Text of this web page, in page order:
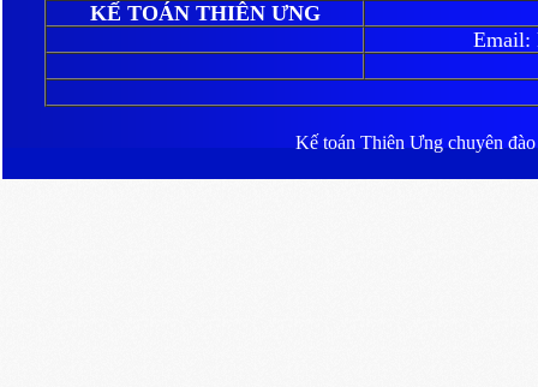
KẾ TOÁN THIÊN ƯNG
Email:
Kế toán Thiên Ưngchuyên đào